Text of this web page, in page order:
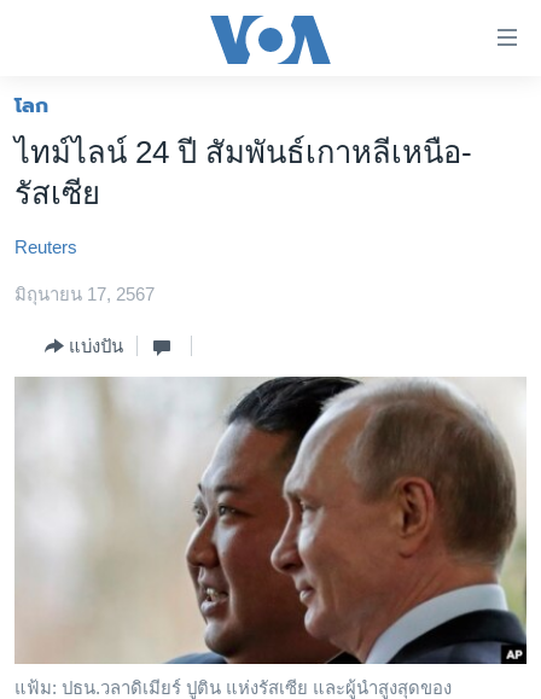
ต่อ
ข้าม
ไป
เนื้อหา
ข้าม
ไป
ข้าม
หน้าหลัก
โลก
เอเชีย
สหรัฐฯ
ไทย
ธุรกิจ
ติดตามเรา
โลก
ไทม์ไลน์ 24 ปี สัมพันธ์เกาหลีเหนือ-
รัสเซีย
Reuters
มิถุนายน 17, 2567
แบ่งปัน
แฟ้ม: ปธน.วลาดิเมียร์ ปูติน แห่งรัสเซีย และผู้นำสูงสุดของ